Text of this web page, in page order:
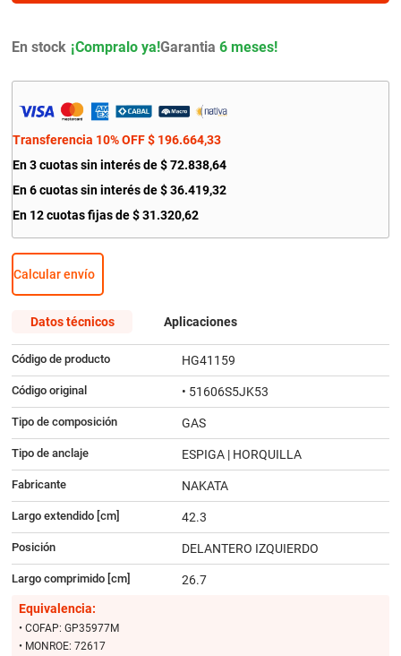
En stock Garantia 6 meses!
Transferencia 10% OFF $ 196.664,33
En 3 cuotas sin interés de $ 72.838,64
En 6 cuotas sin interés de$ 36.419,32
En 12 cuotas fijas de $ 31.320,62
Calcular envío
Datos técnicos Aplicaciones
Código de producto HG41159
Código original • 51606S5JK53
Tipo de composición GAS
Tipo de anclaje ESPIGA | HORQUILLA
Fabricante NAKATA
Largo extendido [cm] 42.3
Posición DELANTERO IZQUIERDO
Largo comprimido [cm]
26.7
Equivalencia:
• COFAP: GP35977M
• MONROE: 72617
9.
amortiguador
10
bmw